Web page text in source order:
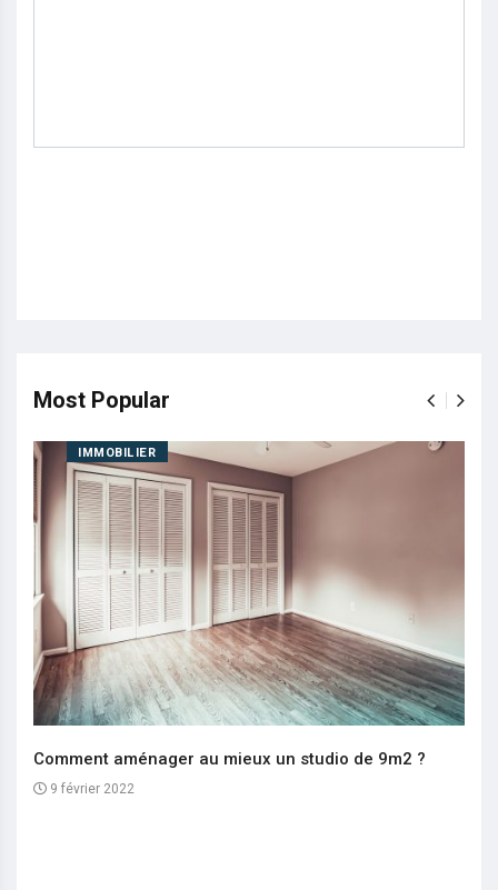
Most Popular
IMMOBILIER
Comment aménager au mieux un studio de 9m2 ?
9 février 2022